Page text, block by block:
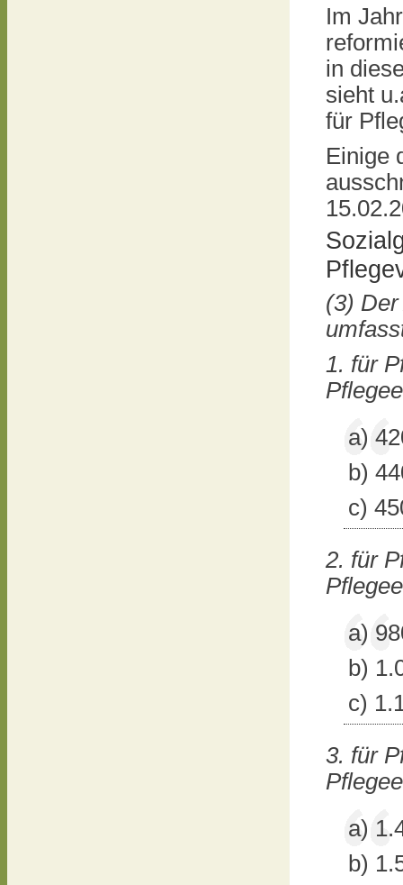
Im
in
sieht
für
Einige
(3)
1. für
a)
b)
c)
2. für
a)
b)
c)
3. für
a)
b)